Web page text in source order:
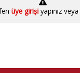
üye girişi yapınız veya